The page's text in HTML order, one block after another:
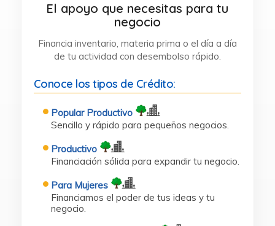
El apoyo que necesitas para tu
negocio
Financia inventario, materia prima o el día a día
de tu actividad con desembolso rápido.
Conoce los tipos de Crédito:
Popular Productivo
Sencillo y rápido para pequeños negocios.
Productivo
Financiación sólida para expandir tu negocio.
Para Mujeres
Financiamos el poder de tus ideas y tu
negocio.